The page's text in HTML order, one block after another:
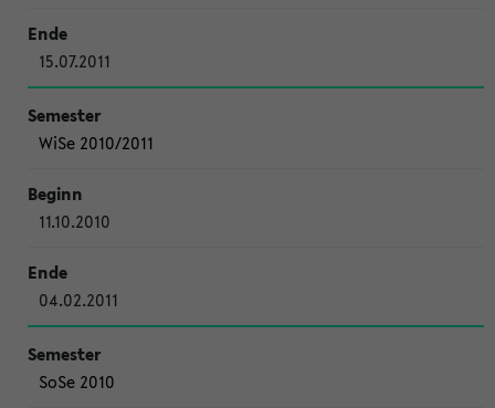
15.07.2011
WiSe 2010/2011
11.10.2010
04.02.2011
SoSe 2010